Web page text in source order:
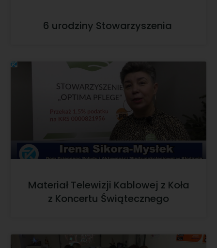
6 urodziny Stowarzyszenia
Materiał Telewizji Kablowej z Koła
z Koncertu Świątecznego